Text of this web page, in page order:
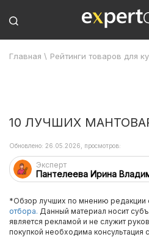
Главная \ Рейтинги товаров для
10 ЛУЧШИХ
Эксперт
Пантелеева Ирина
Обновлено: 26.05.2026, просмотров:
*Обзор лучших по мнению редакции
отбора. Данный материал носит
является рекламой и не служит
покупкой необходима консультация